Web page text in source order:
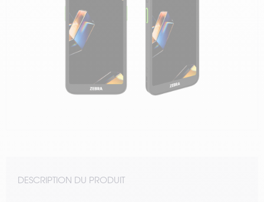
DESCRIPTION DU PRODUIT